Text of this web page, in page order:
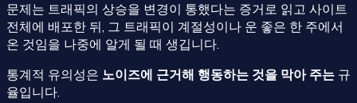
문제는 트래픽의 상승을 변경이 통했다는 증거로 읽고 사이트
전체에 배포한 뒤, 그 트래픽이 계절성이나 운 좋은 한 주에서
온 것임을 나중에 알게 될 때 생깁니다.
통계적 유의성은 노이즈에 근거해 행동하는 것을 막아 주는 규
율입니다.